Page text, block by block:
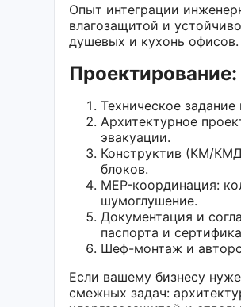
Опыт интеграции
влагозащитой и
душевых и кухонь офисов.
Техническое
Архитектурное
эвакуации.
Конструктив (КМ/
блоков.
MEP-координация:
шумоглушение.
Документация и
паспорта и
Шеф-монтаж и
Если вашему бизнесу
смежных задач: